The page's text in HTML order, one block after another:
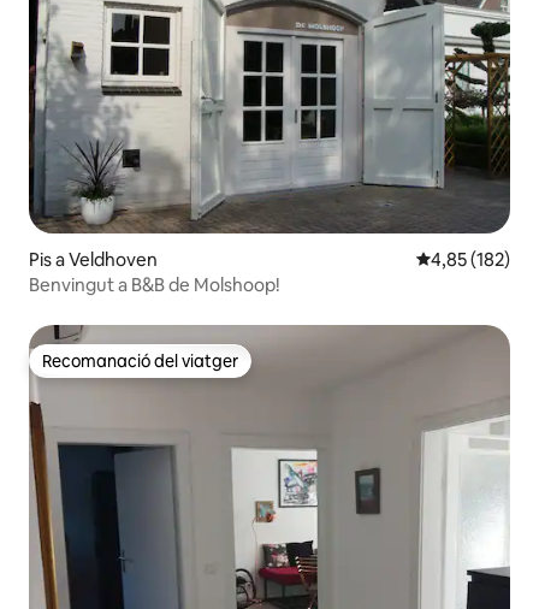
Pis a Veldhoven 4,85 de
4,85 (182)
Benvingut a B&B de Molshoop!
Recomanació del viatger
Recomanació del viatger